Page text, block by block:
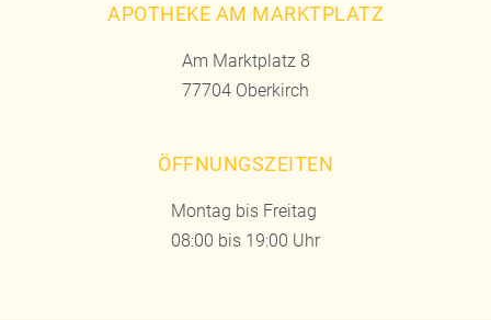
APOTHEKE AM MARKTPLATZ
Am Marktplatz 8
77704 Oberkirch
ÖFFNUNGSZEITEN
Montag bis Freitag
08:00 bis 19:00 Uhr